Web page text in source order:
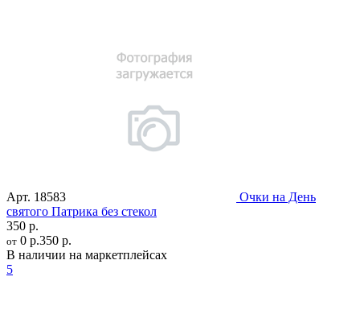
Арт. 18583
Очки на День
святого Патрика без стекол
350 р.
от 0 р.350 р.
В наличии на маркетплейсах
5